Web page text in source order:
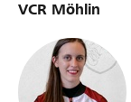
VCR Möhlin